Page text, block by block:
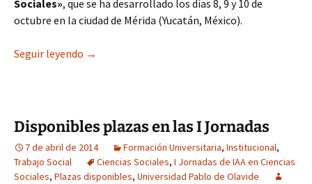
Sociales», que se ha desarrollado los días 8, 9 y 10 de
octubre en la ciudad de Mérida (Yucatán, México).
Seguir leyendo VIII Encuentro Internacional de Investigación
→
Disponibles plazas en las I Jornadas
7 de abril de 2014 Formación Universitaria, Institucional,
Trabajo Social
Ciencias Sociales, I Jornadas de IAA en Ciencias
Sociales, Plazas disponibles, Universidad Pablo de Olavide